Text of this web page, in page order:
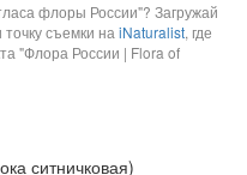
флоры России"? Загружай
съемки на iNaturalist, где
"Флора России | Flora of
ситничковая)